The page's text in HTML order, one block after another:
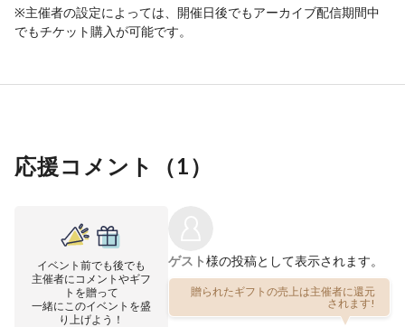
※主催者の設定によっては、開催日後でもアーカイブ配信期間中
でもチケット購入が可能です。
応援コメント（1）
イベント前でも後でも
主催者にコメントやギフ
トを贈って
一緒にこのイベントを盛
り上げよう！
ゲスト様の投稿として表示されます。
贈られたギフトの売上は主催者に還元
されます!